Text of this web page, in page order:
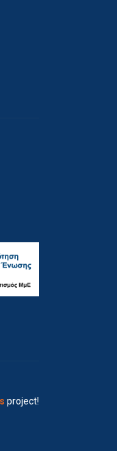
project!